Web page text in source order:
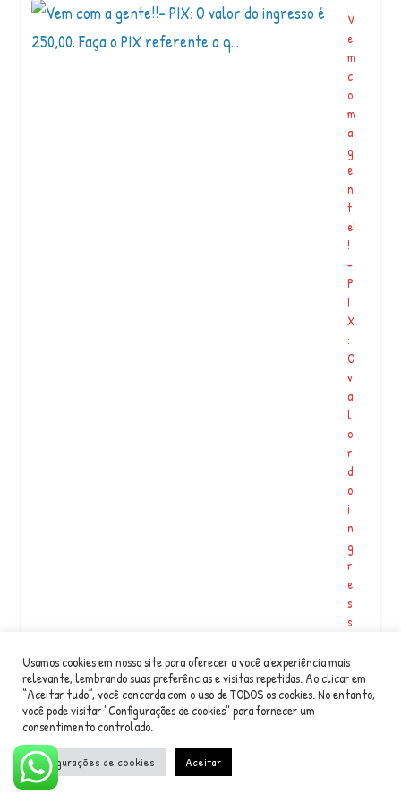
V
e
m
c
o
m
a
g
e
n
t
e!
!
–
P
I
X
:
O
v
a
l
o
r
d
o
i
n
g
r
e
s
s
é
2
5
Usamos cookies em nosso site para oferecer a você a experiência mais
relevante, lembrando suas preferências e visitas repetidas. Ao clicar em
“Aceitar tudo”, você concorda com o uso de TODOS os cookies. No entanto,
você pode visitar "Configurações de cookies" para fornecer um
consentimento controlado.
Configurações de cookies Aceitar